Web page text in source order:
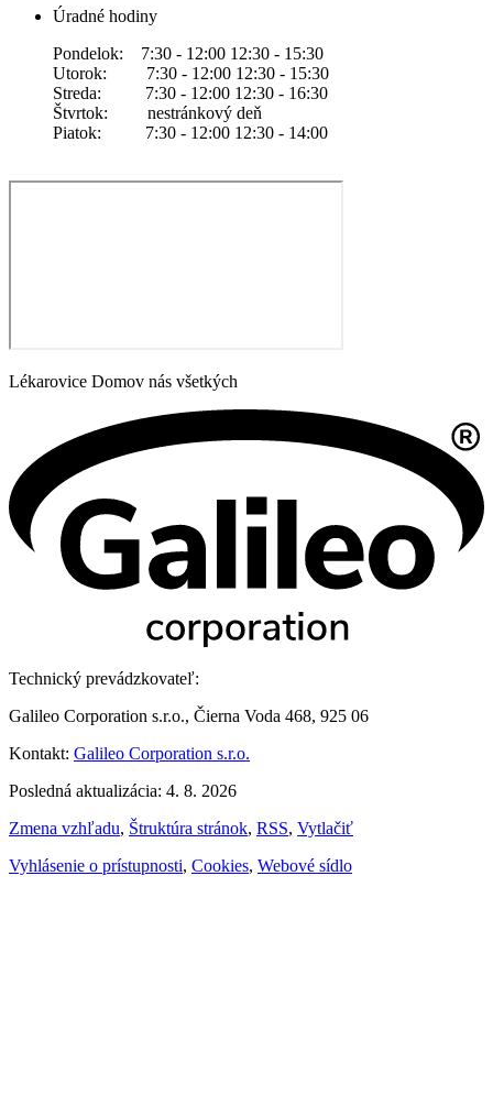
Úradné hodiny
Pondelok: 7:30 - 12:00 12:30 - 15:30
Utorok: 7:30 - 12:00 12:30 - 15:30
Streda: 7:30 - 12:00 12:30 - 16:30
Štvrtok: nestránkový deň
Piatok: 7:30 - 12:00 12:30 - 14:00
Lékarovice Domov nás všetkých
Technický prevádzkovateľ:
Galileo Corporation s.r.o., Čierna Voda 468, 925 06
Kontakt: Galileo Corporation s.r.o.
Posledná aktualizácia: 4. 8. 2026
Zmena vzhľadu, Štruktúra stránok, RSS, Vytlačiť
Vyhlásenie o prístupnosti, Cookies, Webové sídlo